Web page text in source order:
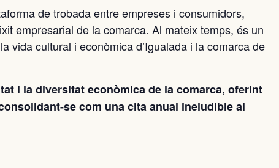
de trobada entre empreses i consumidors,
empresarial de la comarca. Al mateix temps, és un
vida cultural i econòmica d’Igualada i la comarca de
i la diversitat econòmica de la comarca, oferint
se com una cita anual ineludible al